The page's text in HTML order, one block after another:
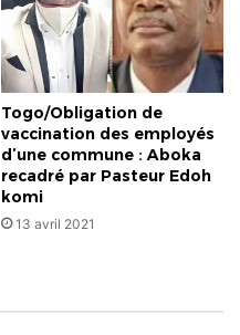
Togo/Obligation de
vaccination des employés
d’une commune : Aboka
recadré par Pasteur Edoh
komi
13 avril 2021